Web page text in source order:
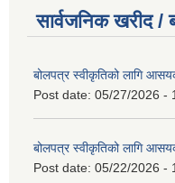
सार्वजनिक खरीद /
बोलपत्र स्वीकृतिको लागि
Post date: 05/27/2026 -
बोलपत्र स्वीकृतिको लागि
Post date: 05/22/2026 -